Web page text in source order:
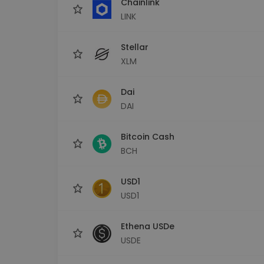
LINK
Stellar
XLM
Dai
DAI
Bitcoin Cash
BCH
USD1
USD1
Ethena USDe
USDE